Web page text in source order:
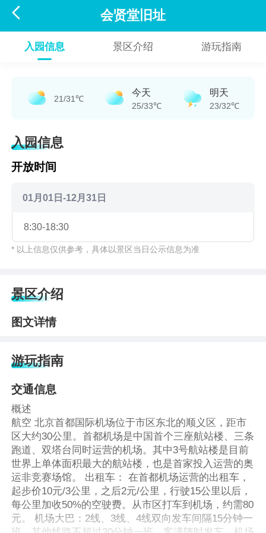
 会贤堂旧址
入园信息 景区介绍 游玩指南
21/31℃
今天
25/33℃
明天
23/32℃
入园信息
开放时间
01月01日-12月31日
8:30-18:30
* 以上信息仅供参考，具体以景区当日公示信息为准
景区介绍
图文详情
游玩指南
交通信息
概述
航空 北京首都国际机场位于市区东北的顺义区，距市
区大约30公里。首都机场是中国首个三座航站楼、三条
跑道、双塔台同时运营的机场。其中3号航站楼是目前
世界上单体面积最大的航站楼，也是首家投入运营的奥
运非竞赛场馆。 出租车： 在首都机场运营的出租车，
起步价10元/3公里，之后2元/公里，行驶15公里以后，
每公里加收50%的空驶费。从市区打车到机场，约需80
元。 机场大巴：2线、3线、4线双向发车间隔15分钟一